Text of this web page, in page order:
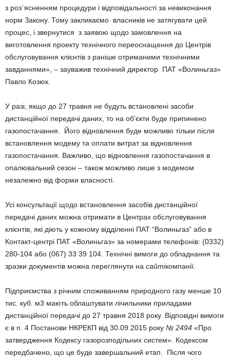
з роз`ясненням процедури і відповідальності за невиконання
норм Закону. Тому закликаємо власників не затягувати цей
процес, і звернутися з заявою щодо замовлення на
виготовлення проекту технічного переоснащення до Центрів
обслуговування клієнтів з раніше отриманими технічними
завданнями», – зауважив технічний директор ПАТ «Волиньгаз»
Павло Козюк.
У разі, якщо до 27 травня не будуть встановлені засоби
дистанційної передачі даних, то на об’єкти буде припинено
газопостачання. Його відновлення буде можливо тільки після
встановлення модему та оплати витрат за відновлення
газопостачання. Важливо, що відновлення газопостачання в
опалювальний сезон – також можливо лише з модемом
незалежно від форми власності.
Усі консультації щодо встановлення засобів дистанційної
передачі даних можна отримати в Центрах обслуговування
клієнтів, які діють у кожному відділенні ПАТ “Волиньгаз” або в
Контакт-центрі ПАТ «Волиньгаз» за номерами телефонів: (0332)
280-104 або (067) 33 39 104. Технічні вимоги до обладнання та
зразки документів можна переглянути на сайтікомпанії.
Підприємства з річним споживанням природного газу менше 10
тис. куб. м3 мають облаштувати лічильники приладами
дистанційної передачі до 27 травня 2018 року. Відповідні вимоги
є в п. 4 Постанови НКРЕКП від 30.09.2015 року № 2494 «Про
затвердження Кодексу газорозподільних систем». Кодексом
передбачено, що це буде завершальний етап. Після чого